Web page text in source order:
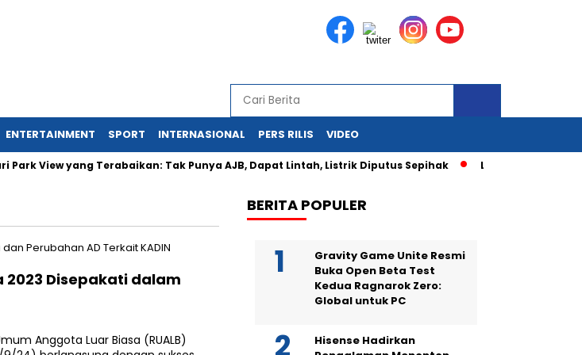
ENTERTAINMENT SPORT INTERNASIONAL PERS RILIS VIDEO
View yang Terabaikan: Tak Punya AJB, Dapat Lintah, Listrik Diputus Sepihak Los Angeles
2023 Disepakati dalam
Anggota Luar Biasa (RUALB)
BERITA POPULER
Gravity Game Unite Resmi
Buka Open Beta Test
Kedua Ragnarok Zero:
Global untuk PC
Hisense Hadirkan